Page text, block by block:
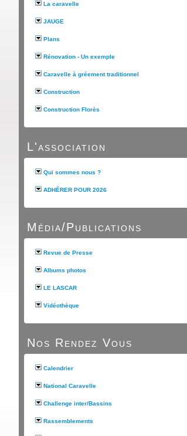
La caravelle
JAUGE
Plans
Rénovation - Un exemple
Caravelle à gréement traditionnel
Construction
Construction Florès
L'association
Qui sommes nous ?
ADHÉRER POUR 2026
Média/Publications
Revue de Presse
Albums photos
LE LASCAR
Vidéothèque
Nos Rendez Vous
Calendrier
National Caravelle
Challenge inter/Bassins
Rassemblements